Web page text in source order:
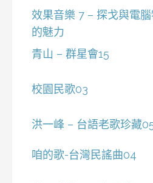
效果音樂 7 – 探戈與電
的魅力
青山 – 群星會15
校園民歌03
洪一峰 – 台語老歌珍藏
咱的歌-台灣民謠曲04